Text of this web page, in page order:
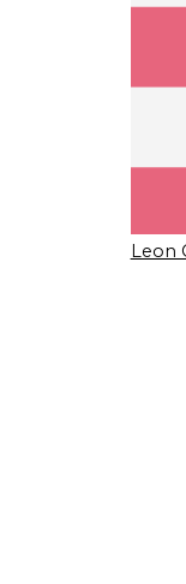
Leon